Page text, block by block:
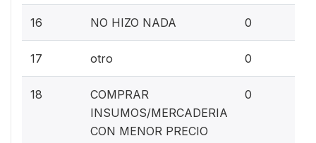
16 NO HIZO NADA 0
17 otro 0
18
COMPRAR
INSUMOS/MERCADERIA
CON MENOR PRECIO
0